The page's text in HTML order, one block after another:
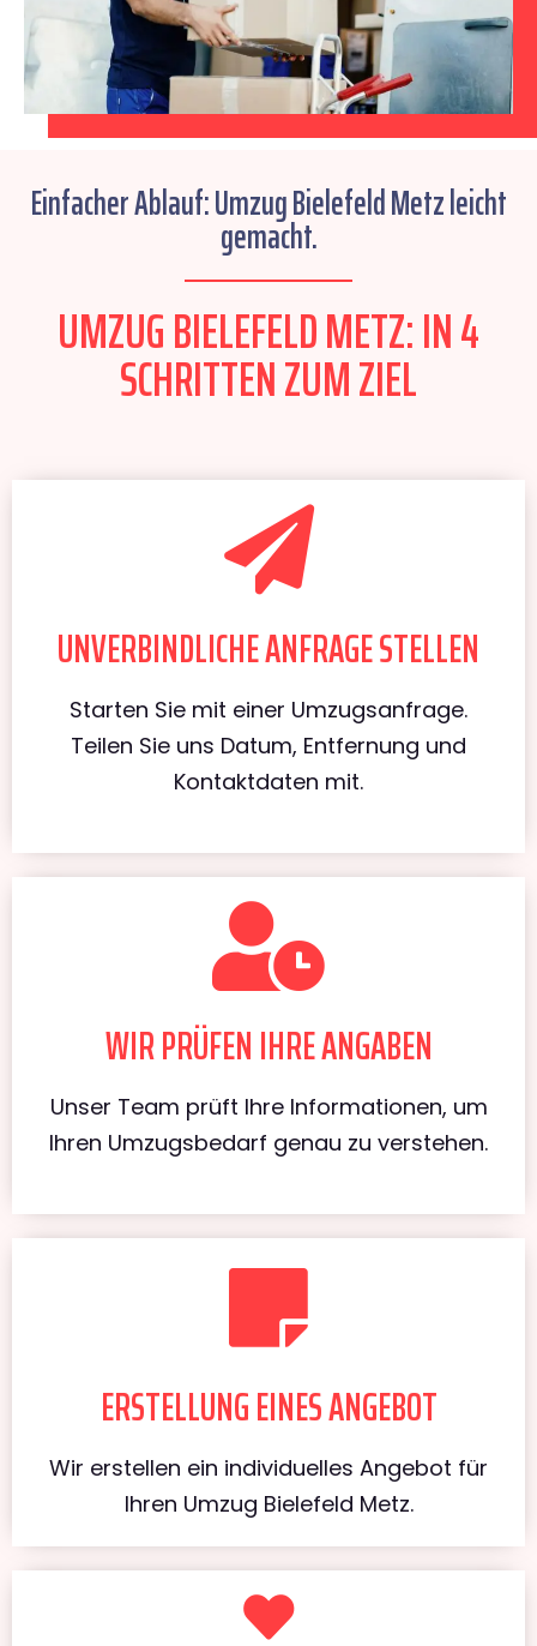
Einfacher Ablauf: Umzug Bielefeld Metz leicht
gemacht.
UMZUG BIELEFELD METZ: IN 4
SCHRITTEN ZUM ZIEL
UNVERBINDLICHE ANFRAGE STELLEN
Starten Sie mit einer Umzugsanfrage.
Teilen Sie uns Datum, Entfernung und
Kontaktdaten mit.
WIR PRÜFEN IHRE ANGABEN
Unser Team prüft Ihre Informationen, um
Ihren Umzugsbedarf genau zu verstehen.
ERSTELLUNG EINES ANGEBOT
Wir erstellen ein individuelles Angebot für
Ihren Umzug Bielefeld Metz.